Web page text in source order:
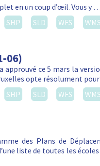
en un coup d’œil. Vous y …
SHP SLD WFS WMS
06)
approuvé ce 5 mars la
opte résolument
SHP SLD WFS WMS
des Plans de
liste de toutes les